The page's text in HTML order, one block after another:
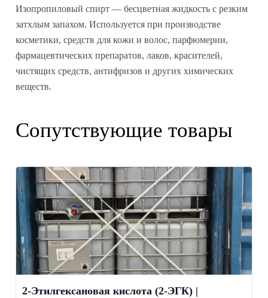
Изопропиловый спирт — бесцветная жидкость с резким
затхлым запахом. Используется при производстве
косметики, средств для кожи и волос, парфюмерии,
фармацевтических препаратов, лаков, красителей,
чистящих средств, антифризов и других химических
веществ.
Сопутствующие товары
2-Этилгексановая кислота (2-ЭГК) |